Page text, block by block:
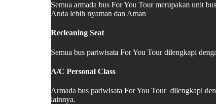
Semua armada bus For You Tour merupakan unit
Anda lebih nyaman dan Aman
Recleaning Seat
Semua bus pariwisata For You Tour dilengkapi
A/C Personal Class
Armada bus pariwisata For You Tour dilengkapi
lainnya.